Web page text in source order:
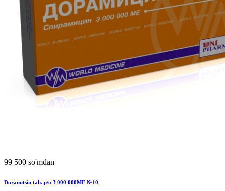
99 500 so'mdan
Doramitsin tab. p/o 3 000 000MЕ №10